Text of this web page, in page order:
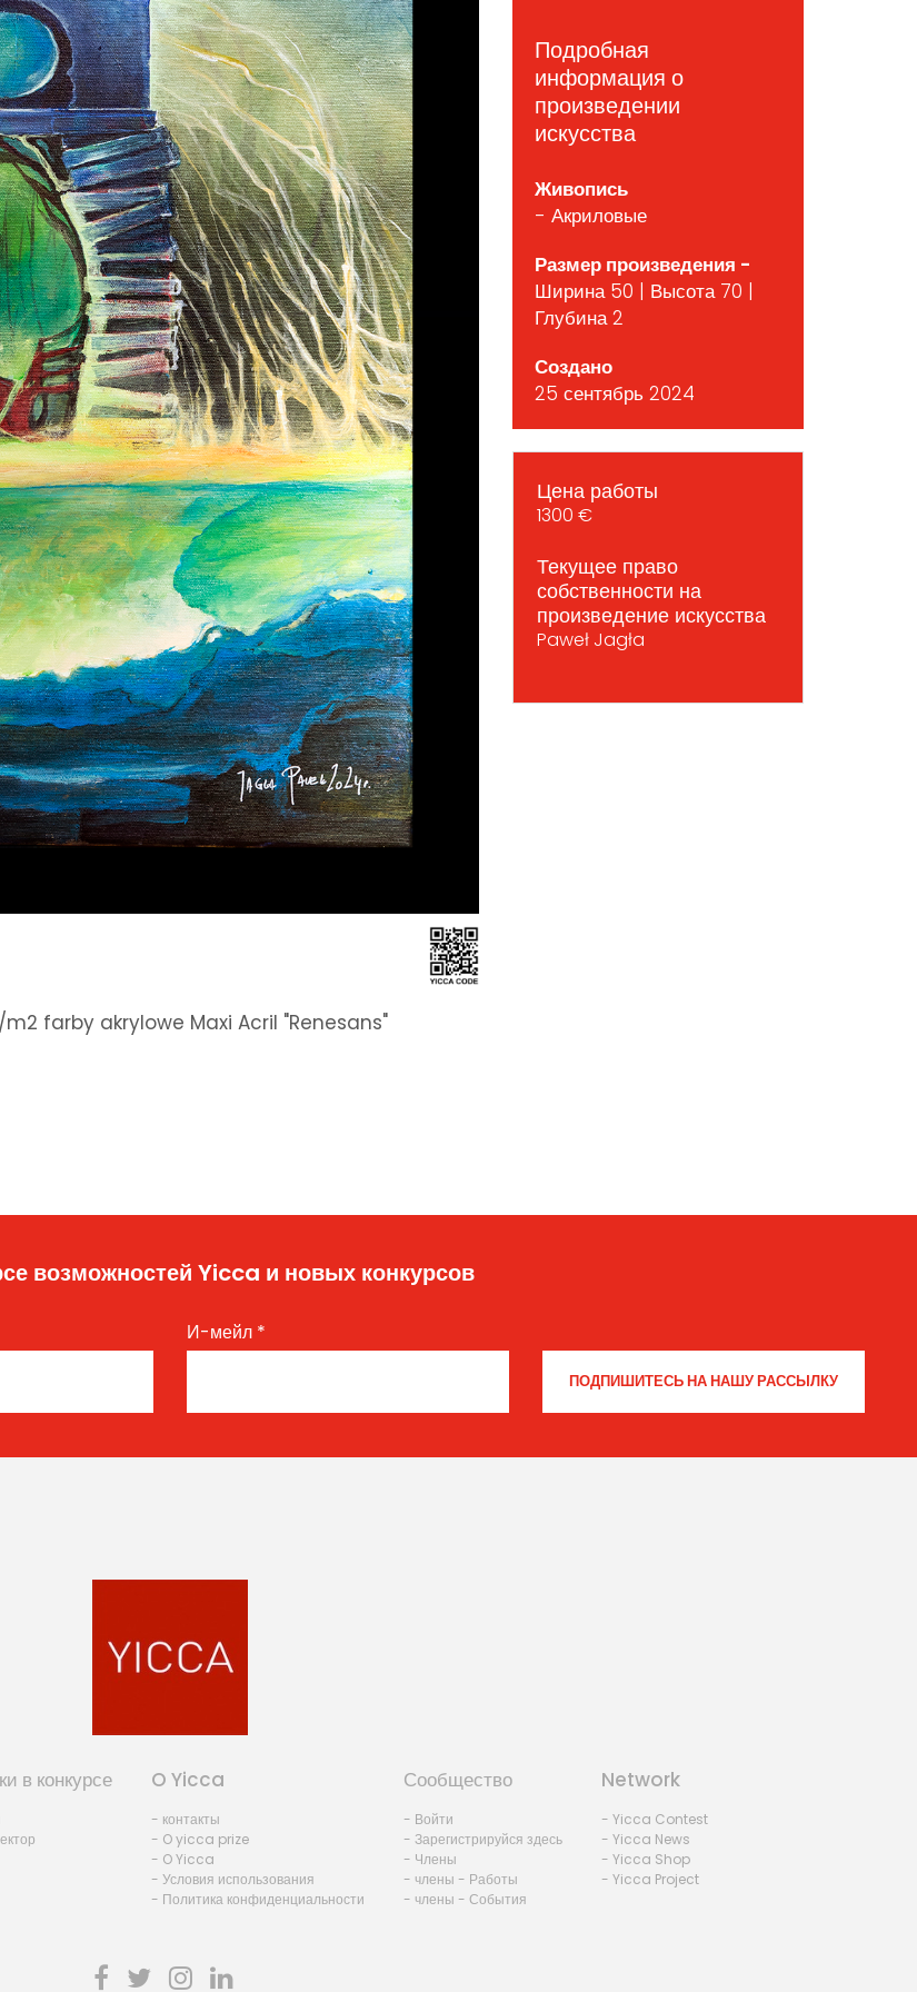
farby akrylowe Maxi Acril "Renesans"
Подробная
информация о
произведении
искусства
Живопись
- Акриловые
Размер произведения -
Ширина 50 | Высота 70 |
Глубина 2
Создано
25 сентябрь 2024
Цена работы
1300 €
Текущее право
собственности на
произведение искусства
Paweł Jagła
возможностей Yicca и новых конкурсов
И-мейл *
в конкурсе O Yicca
- контакты
- O yicca prize
- O Yicca
- Условия использования
- Политика конфиденциальности
Сообщество
- Войти
- Зарегистрируйся здесь
- Члены
- члены - Работы
- члены - События
Network
- Yicca Contest
- Yicca News
- Yicca Shop
- Yicca Project